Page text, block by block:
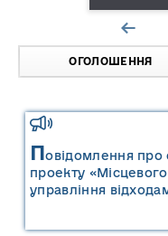
ОГОЛОШЕННЯ
Повідомлення
проекту
управління
міської